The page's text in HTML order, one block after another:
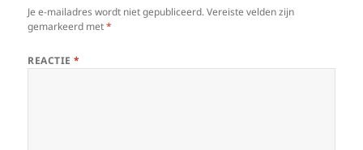
Je e-mailadres wordt niet gepubliceerd. Vereiste velden zijn
gemarkeerd met*
REACTIE*